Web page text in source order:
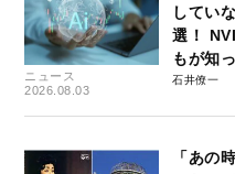
ニュース
2026.08.03
してい
選！
もが知
石井僚一
「あの